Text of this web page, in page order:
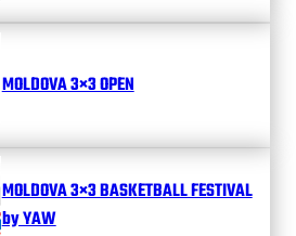
MOLDOVA 3×3 OPEN
MOLDOVA 3×3 BASKETBALL FESTIVAL
by YAW